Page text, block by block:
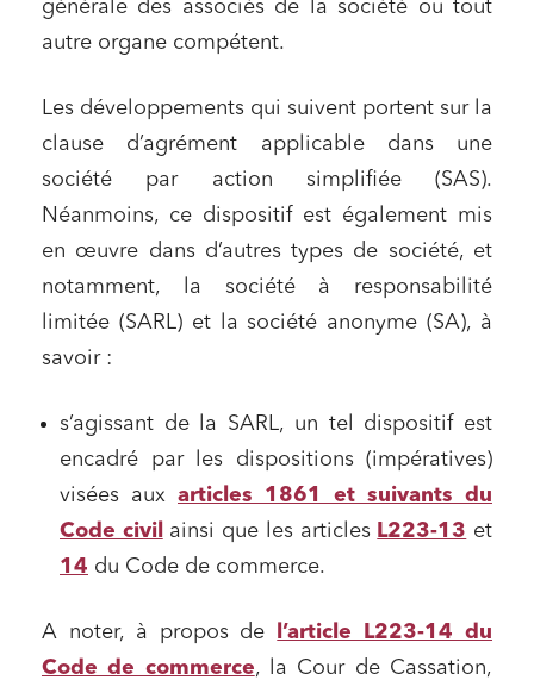
générale des associés de la société ou tout
autre organe compétent.
Les développements qui suivent portent sur la
clause d’agrément applicable dans une
société par action simplifiée (SAS).
Néanmoins, ce dispositif est également mis
en œuvre dans d’autres types de société, et
notamment, la société à responsabilité
limitée (SARL) et la société anonyme (SA), à
savoir :
s’agissant de la SARL, un tel dispositif est
encadré par les dispositions (impératives)
visées aux articles 1861 et suivants du
Code civil
ainsi que les articles L223-13 et
14 du Code de commerce.
A noter, à propos de
l’article L223-14 du
Code de commerce, la Cour de Cassation,